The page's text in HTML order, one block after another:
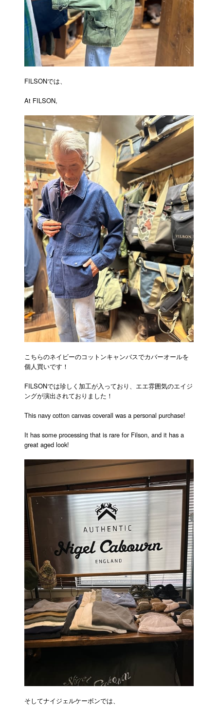
FILSONでは、
At FILSON,
こちらのネイビーのコットンキャンバスでカバーオールを
個人買いです！
FILSONでは珍しく加工が入っており、エエ雰囲気のエイジ
ングが演出されておりました！
This navy cotton canvas coverall was a personal purchase!
It has some processing that is rare for Filson, and it has a
great aged look!
そしてナイジェルケーボンでは、